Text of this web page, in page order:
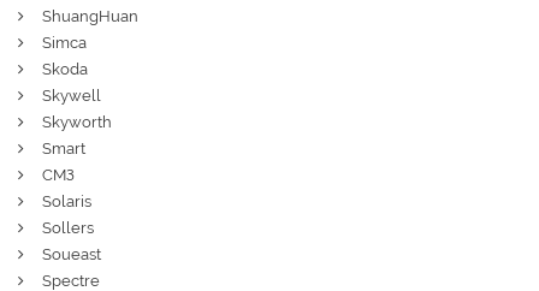
ShuangHuan
Simca
Skoda
Skywell
Skyworth
Smart
СМЗ
Solaris
Sollers
Soueast
Spectre